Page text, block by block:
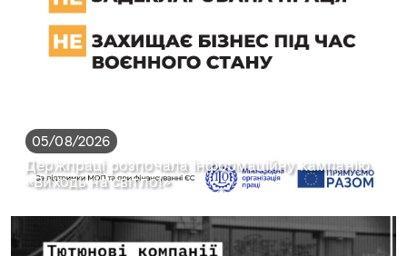
05/08/2026
Держпраці розпочала інформаційну кампанію
«Виходь на світло!»